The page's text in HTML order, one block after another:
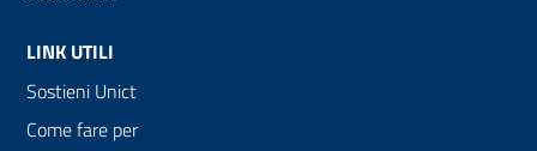
LINK UTILI
Sostieni Unict
Come fare per